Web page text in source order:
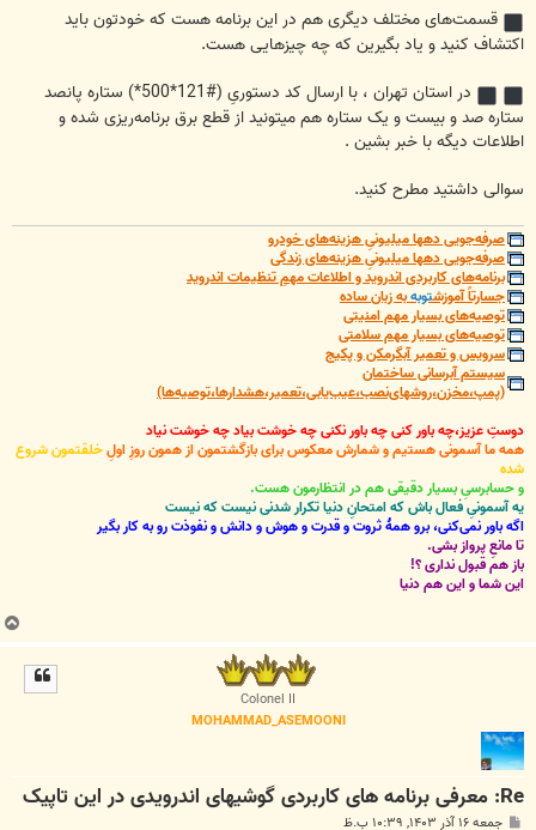
قسمت‌های مختلف دیگری هم در این برنامه هست که خودتون باید
اکتشاف کنید و یاد بگیرین که چه چیزهایی هست.
در استان تهران ، با ارسال کد دستوریِ (#121*500*) ستاره پانصد
ستاره صد و بیست و یک ستاره هم میتونید از قطع برق برنامه‌ریزی شده و
اطلاعات دیگه با خبر بشین .
سوالی داشتید مطرح کنید.
صرفه‌جویی دهها میلیونیِ هزینه‌های خودرو
صرفه‌جویی دهها میلیونیِ هزینه‌های زندگی
برنامه‌های کاربردی اندروید و اطلاعات مهمِ تنظیمات اندروید
جسارتاً آموزشتوبهبه زبان ساده
توصیه‌های بسیار مهم امنیتی
توصیه‌های بسیار مهم سلامتی
سرویس و تعمیر آبگرمکن و پکیج
سیستم آبرسانی ساختمان
(پمپ،مخزن،روشهای‌نصب،عیب‌یابی،تعمیر،هشدارها،توصیه‌ها)
دوستِ عزیز،چه باور کنی چه باور نکنی چه خوشت بیاد چه خوشت نیاد
همه ما آسمونی هستیم و شمارش معکوس برای بازگشتمون از همون روزِ اولِخلقتمون شروع
شده
و حسابرسیِ بسیار دقیقی هم در انتظارمون هست.
یه آسمونیِ فعال باش که امتحانِ دنیا تکرار شدنی نیست که نیست
اگه باور نمی‌کنی، برو همۀ ثروت و قدرت و هوش و دانش و نفوذت رو به کار بگیر
تا مانعِ پرواز بشی.
باز هم قبول نداری ؟!
این شما و این هم دنیا
ب
ا
Colonel II
MOHAMMAD_ASEMOONI
Re: معرفی برنامه های کاربردی گوشیهای اندرویدی در این تاپیک
پ جمعه ۱۶ آذر ۱۴۰۳, ۱۰:۳۹ ب.ظ